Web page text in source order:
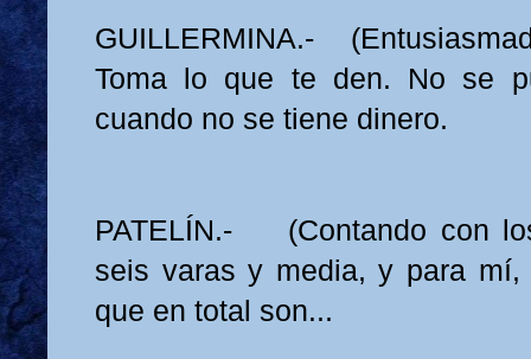
GUILLERMINA.-
Toma lo que te den. No se
cuando no se tiene dinero.
PATELÍN.- (Contando con
seis varas y media, y para
que en total son...